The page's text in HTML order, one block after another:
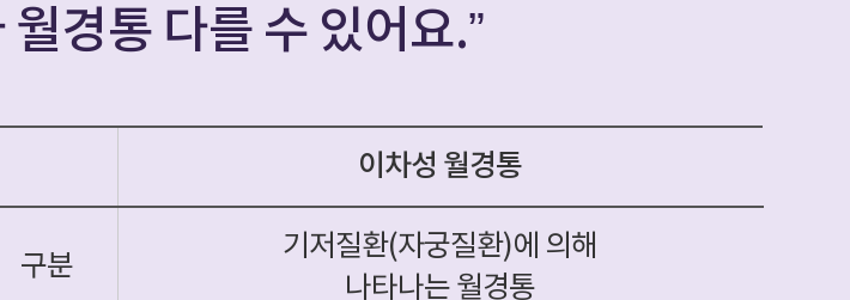
경통 다를 수 있어요.”
이차성 월경통
구분
기저질환(자궁질환)에 의해
나타나는 월경통